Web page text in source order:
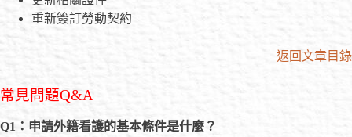
重新簽訂勞動契約
返回文章目錄
常見問題Q&A
Q1 ：申請外籍看護的基本條件是什麼？